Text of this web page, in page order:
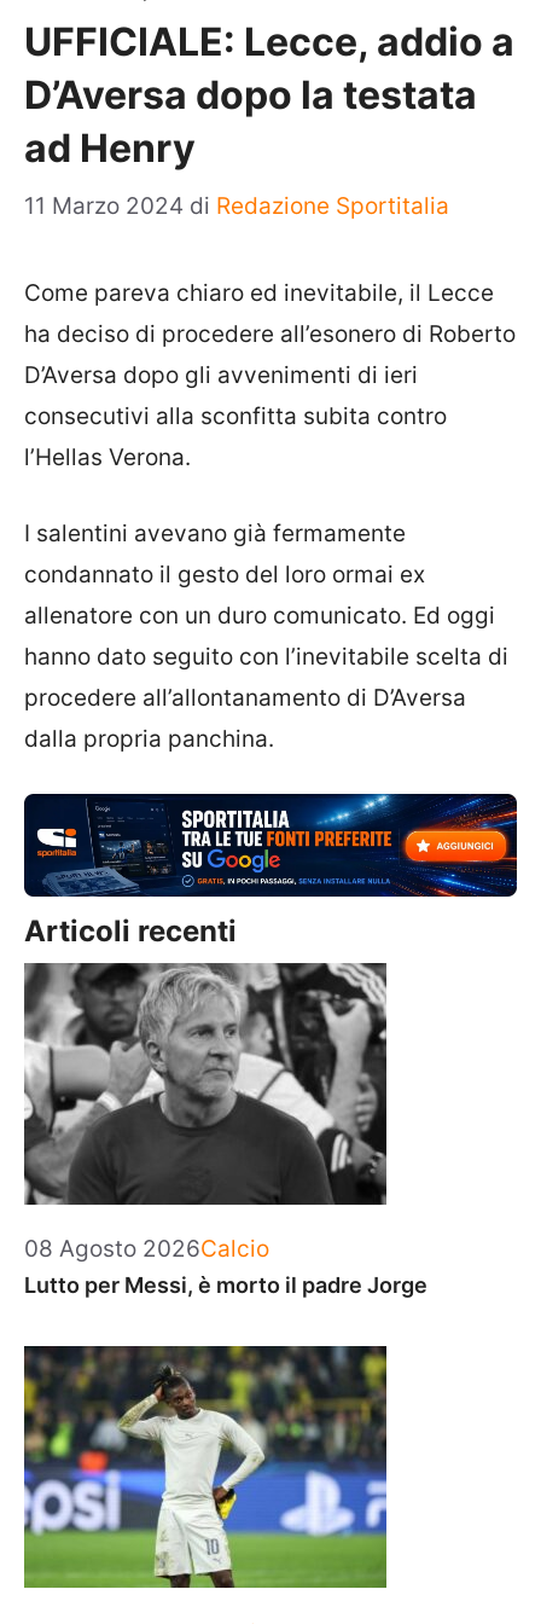
UFFICIALE: Lecce, addio a
D’Aversa dopo la testata
ad Henry
11 Marzo 2024 di Redazione Sportitalia
Come pareva chiaro ed inevitabile, il Lecce
ha deciso di procedere all’esonero di Roberto
D’Aversa dopo gli avvenimenti di ieri
consecutivi alla sconfitta subita contro
l’Hellas Verona.
I salentini avevano già fermamente
condannato il gesto del loro ormai ex
allenatore con un duro comunicato. Ed oggi
hanno dato seguito con l’inevitabile scelta di
procedere all’allontanamento di D’Aversa
dalla propria panchina.
Articoli recenti
08 Agosto 2026Categorie
Calcio
Lutto per Messi, è morto il padre Jorge